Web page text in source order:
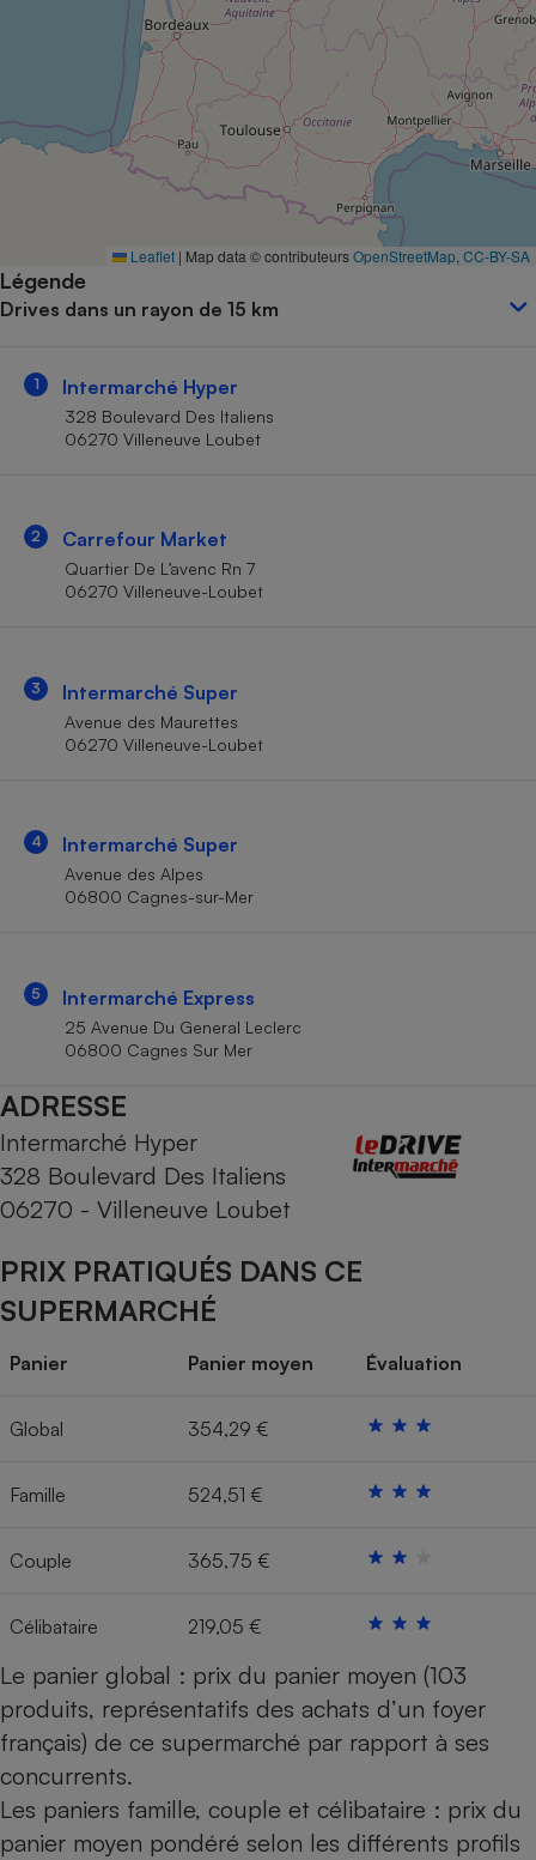
Leaflet | Map data © contributeursOpenStreetMap CC-BY-SA
Légende
Drives dans un rayon de 15 km
1 Intermarché Hyper
328 Boulevard Des Italiens
06270 Villeneuve Loubet
2 Carrefour Market
Quartier De L’avenc Rn 7
06270 Villeneuve-Loubet
3 Intermarché Super
Avenue des Maurettes
06270 Villeneuve-Loubet
4 Intermarché Super
Avenue des Alpes
06800 Cagnes-sur-Mer
5 Intermarché Express
25 Avenue Du General Leclerc
06800 Cagnes Sur Mer
ADRESSE
Intermarché Hyper
328 Boulevard Des Italiens
06270 - Villeneuve Loubet
PRIX PRATIQUÉS DANS CE
SUPERMARCHÉ
Panier Panier moyen Évaluation
Global 354,29 €
Famille 524,51 €
Couple 365,75 €
Célibataire 219,05 €
Le panier global : prix du panier moyen (103
produits, représentatifs des achats d’un foyer
français) de ce supermarché par rapport à ses
concurrents.
Les paniers famille, couple et célibataire : prix du
panier moyen pondéré selon les différents profils
Complément
alimentaire
bouteille
Assurance emprunteur
Petit électroménager -
Robot ménager
Matelas
Mutuelle